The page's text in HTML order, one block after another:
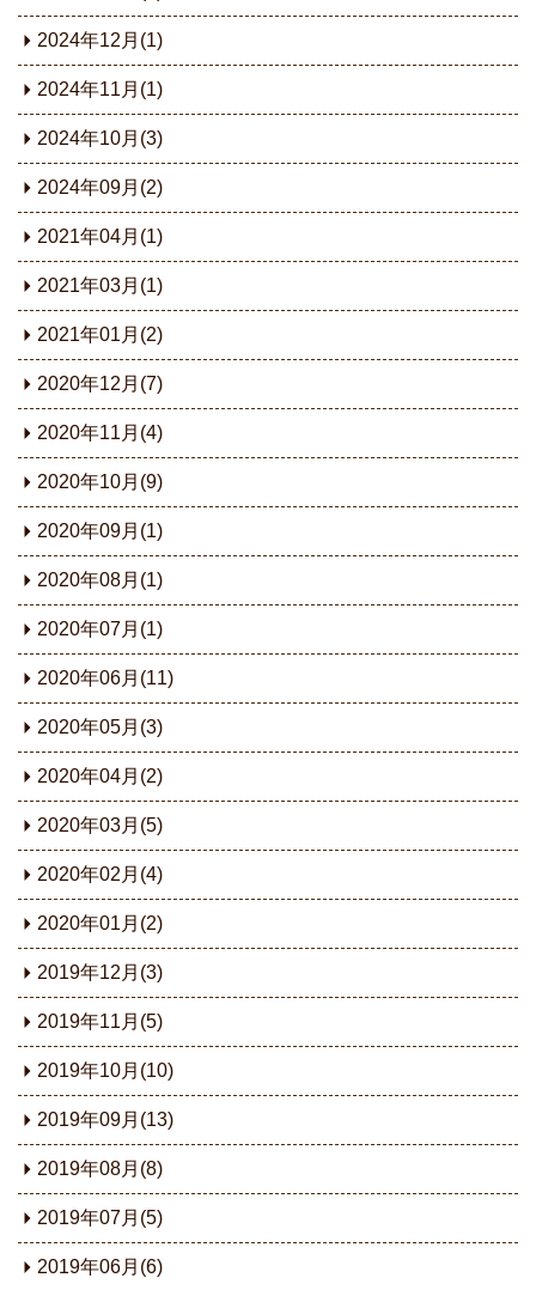
2024年12月(1)
2024年11月(1)
2024年10月(3)
2024年09月(2)
2021年04月(1)
2021年03月(1)
2021年01月(2)
2020年12月(7)
2020年11月(4)
2020年10月(9)
2020年09月(1)
2020年08月(1)
2020年07月(1)
2020年06月(11)
2020年05月(3)
2020年04月(2)
2020年03月(5)
2020年02月(4)
2020年01月(2)
2019年12月(3)
2019年11月(5)
2019年10月(10)
2019年09月(13)
2019年08月(8)
2019年07月(5)
2019年06月(6)